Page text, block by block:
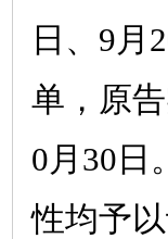
日、 9月
单，原
0月 30 日
性均予以